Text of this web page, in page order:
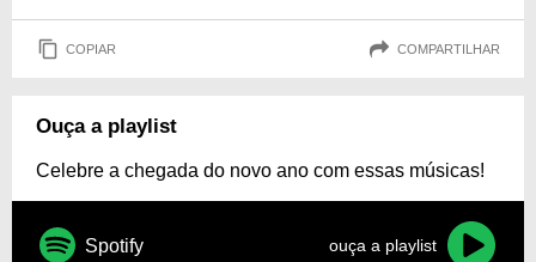
COPIAR COMPARTILHAR
Ouça a playlist
Celebre a chegada do novo ano com essas músicas!
Spotify ouça a playlist